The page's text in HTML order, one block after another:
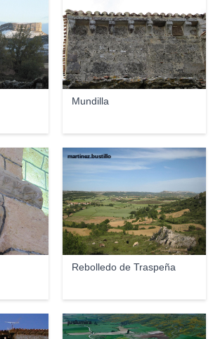
Mundilla
Rebolledo de Traspeña
martinez.bustillo
juslumira